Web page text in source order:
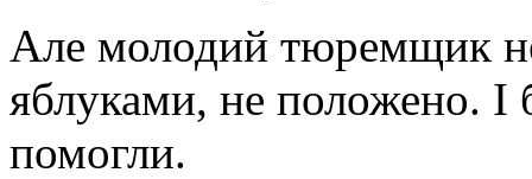
Але молодий тюремщик
яблуками, не положено. І
помогли.